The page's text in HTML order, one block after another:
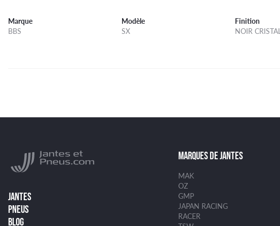
Marque
BBS
Modèle
SX
Finition
NOIR CRISTAL
JANTES
PNEUS
BLOG
MARQUES DE JANTES
MAK
OZ
GMP
JAPAN RACING
RACER